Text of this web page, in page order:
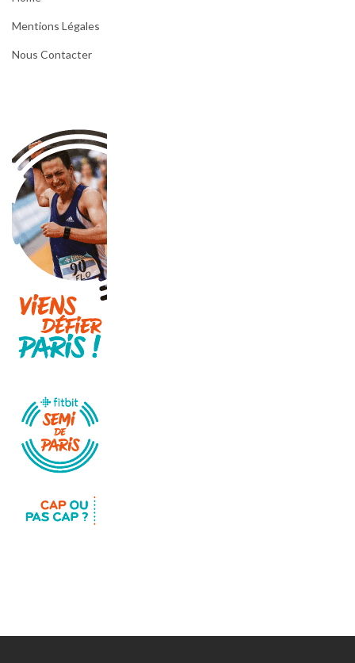
Mentions Légales
Nous Contacter